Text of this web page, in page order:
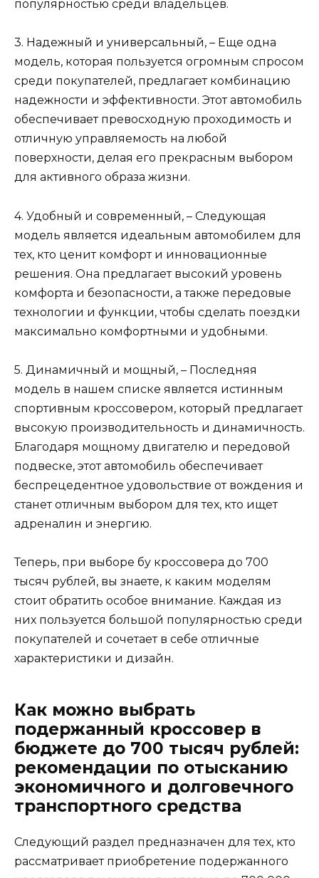
популярностью среди владельцев.
3. Надежный и универсальный, – Еще одна
модель, которая пользуется огромным спросом
среди покупателей, предлагает комбинацию
надежности и эффективности. Этот автомобиль
обеспечивает превосходную проходимость и
отличную управляемость на любой
поверхности, делая его прекрасным выбором
для активного образа жизни.
4. Удобный и современный, – Следующая
модель является идеальным автомобилем для
тех, кто ценит комфорт и инновационные
решения. Она предлагает высокий уровень
комфорта и безопасности, а также передовые
технологии и функции, чтобы сделать поездки
максимально комфортными и удобными.
5. Динамичный и мощный, – Последняя
модель в нашем списке является истинным
спортивным кроссовером, который предлагает
высокую производительность и динамичность.
Благодаря мощному двигателю и передовой
подвеске, этот автомобиль обеспечивает
беспрецедентное удовольствие от вождения и
станет отличным выбором для тех, кто ищет
адреналин и энергию.
Теперь, при выборе бу кроссовера до 700
тысяч рублей, вы знаете, к каким моделям
стоит обратить особое внимание. Каждая из
них пользуется большой популярностью среди
покупателей и сочетает в себе отличные
характеристики и дизайн.
Как можно выбрать
подержанный кроссовер в
бюджете до 700 тысяч рублей:
рекомендации по отысканию
экономичного и долговечного
транспортного средства
Следующий раздел предназначен для тех, кто
рассматривает приобретение подержанного